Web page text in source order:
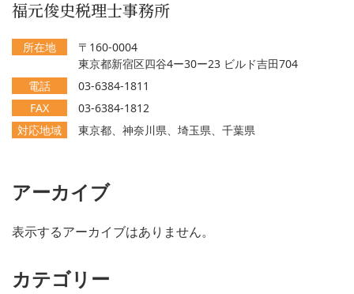
福元俊史税理士事務所
所在地
〒160-0004
東京都新宿区四谷4ー30ー23 ビルド吉田704
電話
03-6384-1811
FAX
03-6384-1812
対応地域
東京都、神奈川県、埼玉県、千葉県
アーカイブ
表示するアーカイブはありません。
カテゴリー